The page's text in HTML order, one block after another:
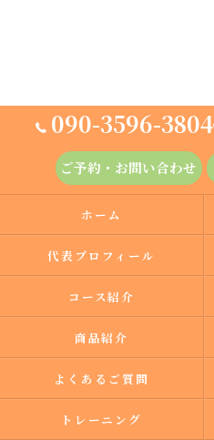
090-3596-3804
ご予約・お問い合わせ
ホーム
代表プロフィール
コース紹介
商品紹介
よくあるご質問
トレーニング